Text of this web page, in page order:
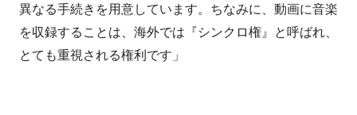
異なる手続きを用意しています。ちなみに、動画に音楽
を収録することは、海外では『シンクロ権』と呼ばれ、
とても重視される権利です」